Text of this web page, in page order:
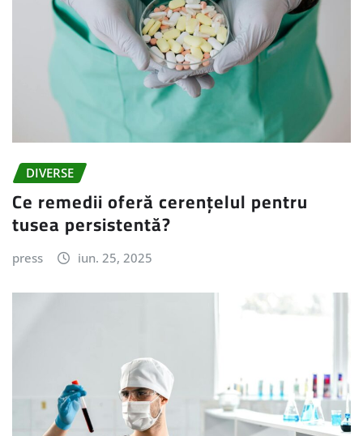
DIVERSE
Ce remedii oferă cerențelul pentru
tusea persistentă?
press iun. 25, 2025